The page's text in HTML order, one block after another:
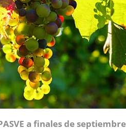
a finales de